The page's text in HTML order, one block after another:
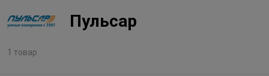
Пульсар
1 товар